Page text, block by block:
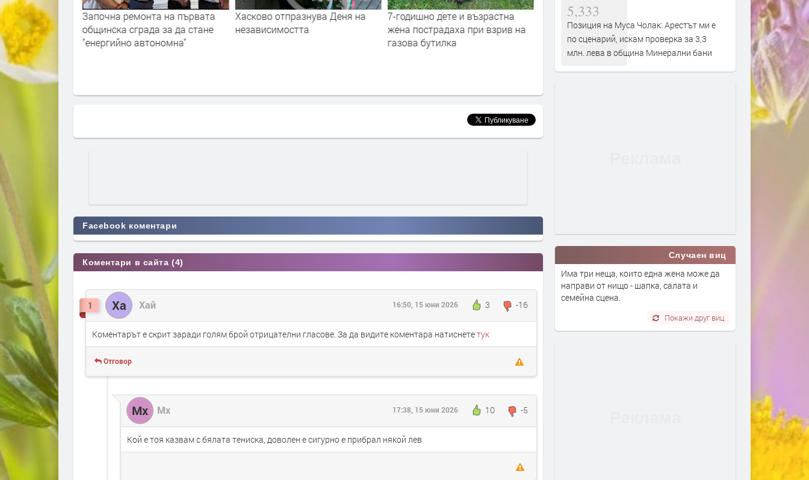
Станислав
званието
Започна ремонта на първата
общинска сграда за да стане
"енергийно автономна"
Хасково отпразнува Деня на
независимостта
7-годишно дете и възрастна
жена пострадаха при взрив на
газова бутилка
Хасково отбеляза 138 години от
Съединението на България
Рибари от Кърджали,
Пловдив и София са
излязат на протест,
продължаващото
рибата в язовир „Студен
Facebook коментари
Коментари в сайта (4)
1 Ха Хай 3 -16
16:50, 15 юни 2026
Коментарът е скрит заради голям брой отрицателни гласове. За да видите коментара натиснететук
Отговор
Мх Мх 10 -5
17:38, 15 юни 2026
Кой е тоя казвам с бялата тениска, доволен е сигурно е прибрал някой лев
5,333
Позиция на Муса Чолак: Арестът ми е
по сценарий, искам проверка за 3,3
млн. лева в община Минерални бани
Случаен виц
Има три неща, които една жена може да
направи от нищо - шапка, салата и
семейна сцена.
Покажи друг виц